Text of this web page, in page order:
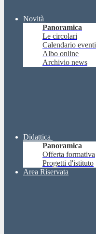
Novità
Panoramica
Le circolari
Calendario eventi
Albo online
Archivio news
Didattica
Panoramica
Offerta formativa
Progetti d'istituto
Area Riservata